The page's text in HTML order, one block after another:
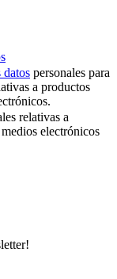
datos personales para
a productos
relativas a
electrónicos